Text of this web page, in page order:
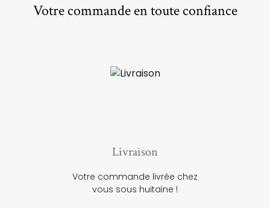
Votre commande en toute confiance
Livraison
Votre commande livrée chez
vous sous huitaine !